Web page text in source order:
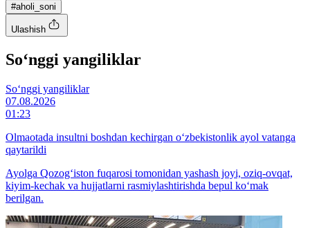
#aholi_soni
Ulashish
So‘nggi yangiliklar
So‘nggi yangiliklar
07.08.2026
01:23
Olmaotada insultni boshdan kechirgan o‘zbekistonlik ayol vatanga
qaytarildi
Ayolga Qozog‘iston fuqarosi tomonidan yashash joyi, oziq-ovqat,
kiyim-kechak va hujjatlarni rasmiylashtirishda bepul ko‘mak
berilgan.